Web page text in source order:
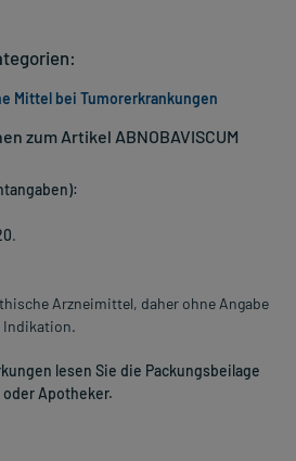
zum Artikel ABNOBAVISCUM
.
Arzneimittel, daher ohne Angabe
Indikation.
lesen Sie die Packungsbeilage
Apotheker.
Mittel bei Tumorerkrankungen